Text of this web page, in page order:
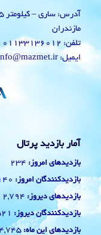
مازندران
تلفن: 01133136012
ایمیل: info@mazmet.ir
آمار بازدید پرتال
بازدیدهای امروز: 234
بازدیدکنندگان امروز:
بازدیدهای دیروز: 2,794
بازدیدکنندگان دیروز:
بازدیدهای این ماه: